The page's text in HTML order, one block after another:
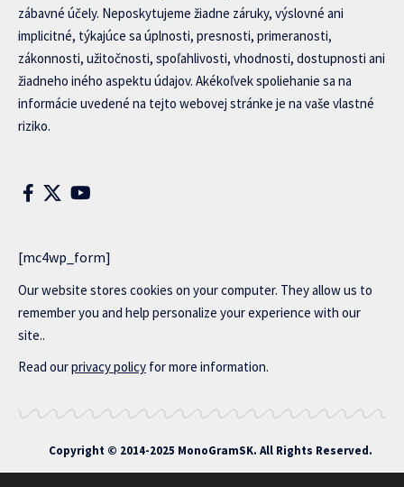
zábavné účely. Neposkytujeme žiadne záruky, výslovné ani
implicitné, týkajúce sa úplnosti, presnosti, primeranosti,
zákonnosti, užitočnosti, spoľahlivosti, vhodnosti, dostupnosti ani
žiadneho iného aspektu údajov. Akékoľvek spoliehanie sa na
informácie uvedené na tejto webovej stránke je na vaše vlastné
riziko.
[mc4wp_form]
Our website stores cookies on your computer. They allow us to
remember you and help personalize your experience with our
site..
Read ourprivacy policy for more information.
Copyright © 2014-2025 MonoGramSK. All Rights Reserved.